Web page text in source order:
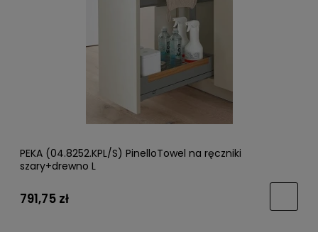
PEKA (04.8252.KPL/S) PinelloTowel na ręczniki
szary+drewno L
791,75 zł